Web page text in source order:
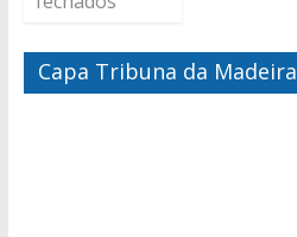
Capa Tribuna da Madeira